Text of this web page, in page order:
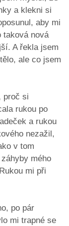
a klekni si
aby mi
taková nová
A řekla jsem
ale co jsem
proč si
rukou po
a rukou
nezažil,
v tom
mého
mi při
po pár
mi trapné se